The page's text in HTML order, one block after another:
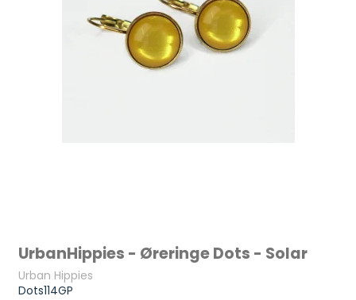
UrbanHippies - Øreringe Dots - Solar
Urban Hippies
Dots114GP